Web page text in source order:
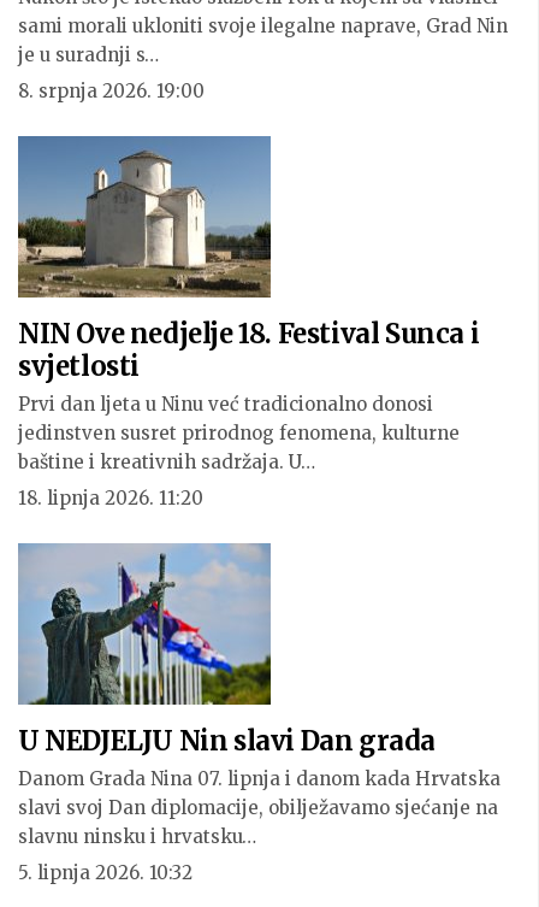
sami morali ukloniti svoje ilegalne naprave, Grad Nin
je u suradnji s…
8. srpnja 2026. 19:00
NIN Ove nedjelje 18. Festival Sunca i
svjetlosti
Prvi dan ljeta u Ninu već tradicionalno donosi
jedinstven susret prirodnog fenomena, kulturne
baštine i kreativnih sadržaja. U…
18. lipnja 2026. 11:20
U NEDJELJU Nin slavi Dan grada
Danom Grada Nina 07. lipnja i danom kada Hrvatska
slavi svoj Dan diplomacije, obilježavamo sjećanje na
slavnu ninsku i hrvatsku…
5. lipnja 2026. 10:32